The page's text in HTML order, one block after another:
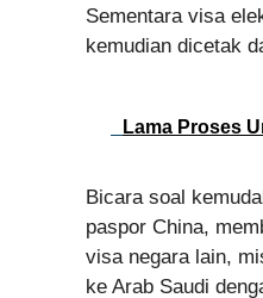
Sementara visa
kemudian dicetak
Lama Proses
Bicara soal
paspor China,
visa negara lain,
ke Arab Saudi